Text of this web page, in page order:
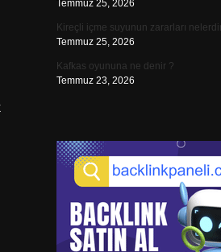
Temmuz 25, 2026
Kireçli içme suyunun zararları
Temmuz 25, 2026
Kafkas oyununa ne denir ?
Temmuz 23, 2026